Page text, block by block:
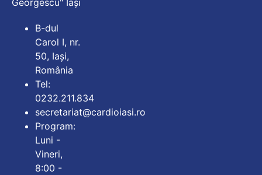
Georgescu" Iași
B-dul
Carol I, nr.
50, Iași,
România
Tel:
0232.211.834
secretariat@cardioiasi.ro
Program:
Luni -
Vineri,
8:00 -